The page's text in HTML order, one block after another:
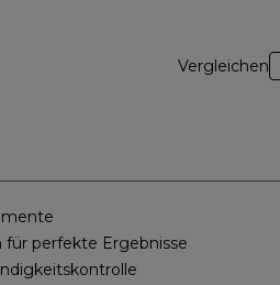
Vergleichen
für perfekte Ergebnisse